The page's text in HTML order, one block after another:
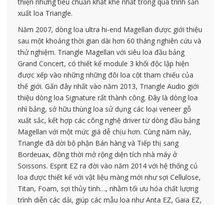
xuất loa Triangle.
Năm 2007, dòng loa ultra hi-end Magellan được giới thiệu
sau một khoảng thời gian dài hơn 60 tháng nghiên cứu và
thử nghiệm. Triangle Magellan với siêu loa đầu bảng
Grand Concert, có thiết kế module 3 khối độc lập hiện
được xếp vào những những đôi loa cột tham chiếu của
thế giới. Gấn đây nhất vào năm 2013, Triangle Audio giới
thiệu dòng loa Signature rất thành công. Đây là dòng loa
nhì bảng, sở hữu thùng loa sử dụng các loại veneer gỗ
xuất sắc, kết hợp các công nghệ driver từ dòng đầu bảng
Magellan với một mức giá dễ chịu hơn. Cùng năm này,
Triangle đã dời bộ phận Bán hàng và Tiếp thị sang
Bordeuax, đồng thời mở rộng diện tích nhà máy ở
Soissons. Esprit EZ ra đời vào năm 2014 với hệ thống củ
loa được thiết kế với vật liệu màng mới như sợi Cellulose,
Titan, Foam, sợi thủy tinh…, nhằm tối ưu hóa chất lượng
trình diễn các dải, giúp các mẫu loa như Anta EZ, Gaia EZ,